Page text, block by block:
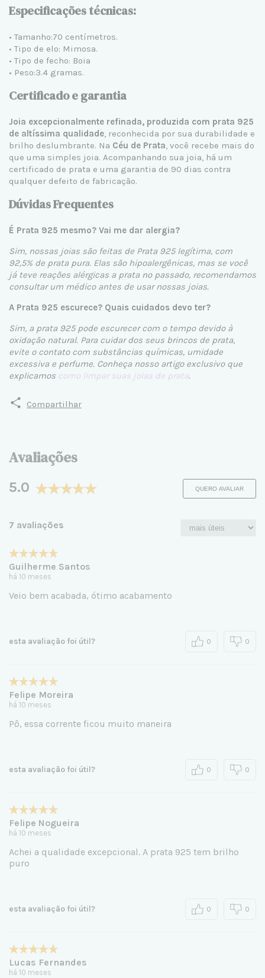
Especificações técnicas:
• Tamanho:70 centímetros.
• Tipo de elo: Mimosa.
• Tipo de fecho: Boia
• Peso:3.4 gramas.
Certificado e garantia
Joia excepcionalmente refinada, produzida com prata 925
de altíssima qualidade, reconhecida por sua durabilidade e
brilho deslumbrante. Na Céu de Prata, você recebe mais do
que uma simples joia. Acompanhando sua joia, há um
certificado de prata e uma garantia de 90 dias contra
qualquer defeito de fabricação.
Dúvidas Frequentes
É Prata 925 mesmo? Vai me dar alergia?
Sim, nossas joias são feitas de Prata 925 legítima, com
92,5% de prata pura. Elas são hipoalergênicas, mas se você
já teve reações alérgicas a prata no passado, recomendamos
consultar um médico antes de usar nossas joias.
A Prata 925 escurece? Quais cuidados devo ter?
Sim, a prata 925 pode escurecer com o tempo devido à
oxidação natural. Para cuidar dos seus brincos de prata,
evite o contato com substâncias químicas, umidade
excessiva e perfume. Conheça nosso artigo exclusivo que
explicamos como limpar suas joias de prata.
Compartilhar
Avaliações
5.0 QUERO AVALIAR
7 avaliações
Guilherme Santos
há 10 meses
Veio bem acabada, ótimo acabamento
esta avaliação foi útil? 0 0
Felipe Moreira
há 10 meses
Pô, essa corrente ficou muito maneira
esta avaliação foi útil? 0 0
Felipe Nogueira
há 10 meses
Achei a qualidade excepcional. A prata 925 tem brilho
puro
esta avaliação foi útil? 0 0
Lucas Fernandes
há 10 meses